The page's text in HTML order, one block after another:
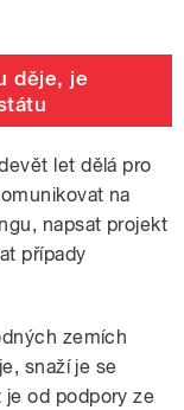
děje, je
let dělá pro
na
napsat projekt
případy
zemích
snaží je se
od podpory ze